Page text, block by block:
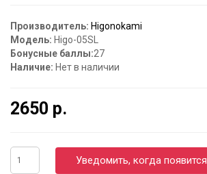
Производитель: Higonokami
Модель: Higo-05SL
Бонусные баллы:27
Наличие: Нет в наличии
2650 р.
Уведомить, когда появится